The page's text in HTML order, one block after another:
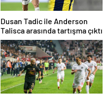
Dusan Tadic ile Anderson
Talisca arasında tartışma çıktı